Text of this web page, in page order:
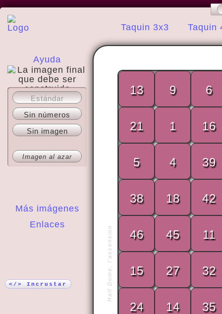
Taquin 3x3 Taquin
Ayuda
Acerca del sitio
Más imágenes
Enlaces
Estándar
Sin números
Sin imagen
Imagen al azar
</> Incrustar Half Dome, l'ascension
« The
destroyed
13 9 6
21 1 16
5 4 39
38 18 42
46 45 11
15 27 32
24 14 35